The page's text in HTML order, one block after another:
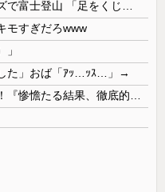
モすぎだろwww
た」おば「ｱｯ…ｯｽ…」→